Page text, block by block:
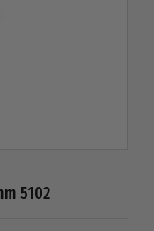
5102